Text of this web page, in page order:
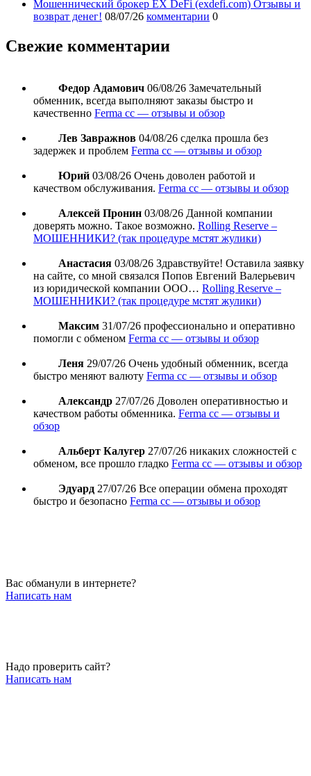
Мошеннический брокер EX DeFi (exdefi.com) Отзывы и
возврат денег! 08/07/26 комментарии 0
Свежие комментарии
Федор Адамович 06/08/26 Замечательный
обменник, всегда выполняют заказы быстро и
качественно Ferma cc — отзывы и обзор
Лев Завражнов 04/08/26 сделка прошла без
задержек и проблем Ferma cc — отзывы и обзор
Юрий 03/08/26 Очень доволен работой и
качеством обслуживания. Ferma cc — отзывы и обзор
Алексей Пронин 03/08/26 Данной компании
доверять можно. Такое возможно. Rolling Reserve –
МОШЕННИКИ? (так процедуре мстят жулики)
Анастасия 03/08/26 Здравствуйте! Оставила заявку
на сайте, со мной связался Попов Евгений Валерьевич
из юридической компании ООО… Rolling Reserve –
МОШЕННИКИ? (так процедуре мстят жулики)
Максим 31/07/26 профессионально и оперативно
помогли с обменом Ferma cc — отзывы и обзор
Леня 29/07/26 Очень удобный обменник, всегда
быстро меняют валюту Ferma cc — отзывы и обзор
Александр 27/07/26 Доволен оперативностью и
качеством работы обменника. Ferma cc — отзывы и
обзор
Альберт Калугер 27/07/26 никаких сложностей с
обменом, все прошло гладко Ferma cc — отзывы и обзор
Эдуард 27/07/26 Все операции обмена проходят
быстро и безопасно Ferma cc — отзывы и обзор
Вас обманули в интернете?
Написать нам
Надо проверить сайт?
Написать нам